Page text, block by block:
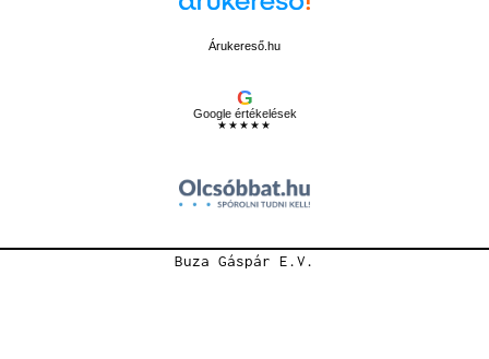
Árukereső.hu
G
Google értékelések
★★★★★
Buza Gáspár E.V.